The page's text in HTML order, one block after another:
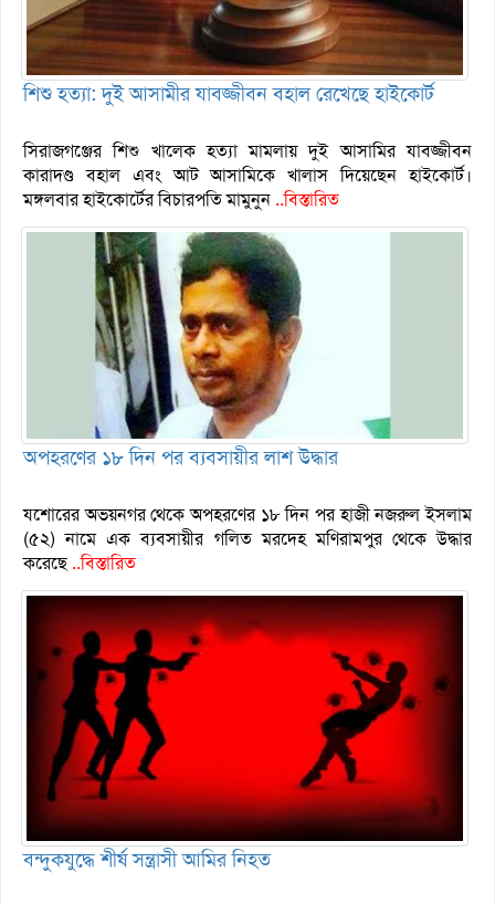
শিশু হত্যা: দুই আসামীর যাবজ্জীবন বহাল রেখেছে হাইকোর্ট
সিরাজগঞ্জের শিশু খালেক হত্যা মামলায় দুই আসামির যাবজ্জীবন
কারাদণ্ড বহাল এবং আট আসামিকে খালাস দিয়েছেন হাইকোর্ট।
মঙ্গলবার হাইকোর্টের বিচারপতি মামুনুন ..বিস্তারিত
অপহরণের ১৮ দিন পর ব্যবসায়ীর লাশ উদ্ধার
যশোরের অভয়নগর থেকে অপহরণের ১৮ দিন পর হাজী নজরুল ইসলাম
(৫২) নামে এক ব্যবসায়ীর গলিত মরদেহ মণিরামপুর থেকে উদ্ধার
করেছে ..বিস্তারিত
বন্দুকযুদ্ধে শীর্ষ সন্ত্রাসী আমির নিহত